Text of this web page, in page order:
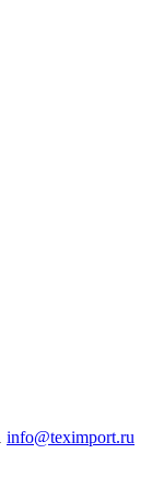
info@teximport.ru